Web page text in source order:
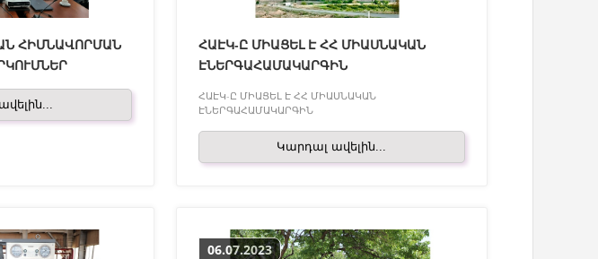
ՀԻՄՆԱՎՈՐՄԱՆ
ՀԱԷԿ-Ը ՄԻԱՑԵԼ Է ՀՀ ՄԻԱՍՆԱԿԱՆ
ԷՆԵՐԳԱՀԱՄԱԿԱՐԳԻՆ
ՀԱԷԿ-Ը ՄԻԱՑԵԼ Է ՀՀ ՄԻԱՍՆԱԿԱՆ
ԷՆԵՐԳԱՀԱՄԱԿԱՐԳԻՆ
Կարդալ ավելին...
06.07.2023